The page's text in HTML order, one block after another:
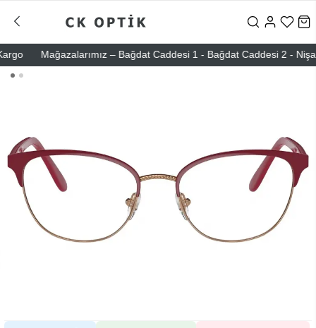
Mağazalarımız – Bağdat Caddesi 1 - Bağdat Caddesi 2 -